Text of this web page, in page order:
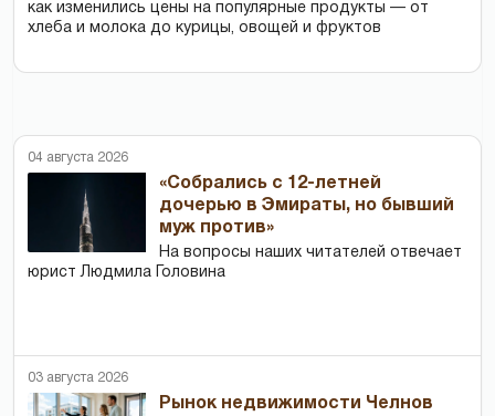
как изменились цены на популярные продукты — от
хлеба и молока до курицы, овощей и фруктов
04 августа 2026
«Собрались с 12-летней
дочерью в Эмираты, но бывший
муж против»
На вопросы наших читателей отвечает
юрист Людмила Головина
03 августа 2026
Рынок недвижимости Челнов